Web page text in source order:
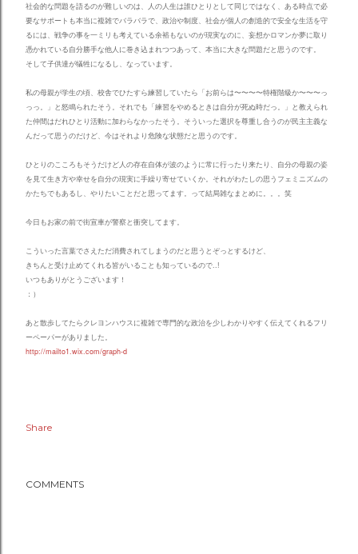
社会的な問題を語るのが難しいのは、人の人生は誰ひとりとして同じではなく、ある時点で必
要なサポートも本当に複雑でバラバラで、政治や制度、社会が個人の創造的で安全な生活を守
るには、戦争の事を一ミリも考えている余裕もないのが現実なのに、妄想かロマンか夢に取り
憑かれている自分勝手な他人に巻き込まれつつあって、本当に大きな問題だと思うのです。
そして子供達が犠牲になるし、なっています。
私の母親が学生の頃、校舎でひたすら練習していたら「お前らは〜〜〜〜特権階級か〜〜〜っ
っっ。」と怒鳴られたそう。それでも「練習をやめるときは自分が死ぬ時だっ。」と教えられ
た仲間はだれひとり活動に加わらなかったそう。そういった選択を尊重し合うのが民主主義な
んだって思うのだけど、今はそれより危険な状態だと思うのです。
ひとりのこころもそうだけど人の存在自体が波のように常に行ったり来たり、自分の母親の姿
を見て生き方や幸せを自分の現実に手繰り寄せていくか。それがわたしの思うフェミニズムの
かたちでもあるし、やりたいことだと思ってます。って結局雑なまとめに。。。笑
今日もお家の前で街宣車が警察と衝突してます。
こういった言葉でさえただ消費されてしまうのだと思うとぞっとするけど、
きちんと受け止めてくれる皆がいることも知っているので..!
いつもありがとうございます！
：）
あと散歩してたらクレヨンハウスに複雑で専門的な政治を少しわかりやすく伝えてくれるフリ
ーペーパーがありました。
http://mailto1.wix.com/graph-d
Share
COMMENTS